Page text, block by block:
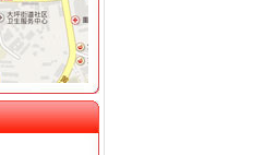
棠溪学车多少钱南坪驾校-家教/培训-久久
校：教育事业
2_巴士梦幻西游2
棠溪学车多少钱南坪驾校
棠溪立交公交线路_海棠溪立交地图
区高价比高档尊贵商务办公环境